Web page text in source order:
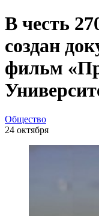
В честь
создан
фильм
Общество
24 октября